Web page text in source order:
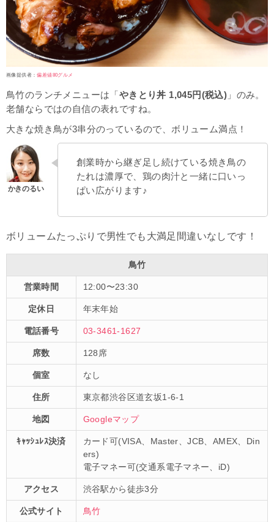
画像提供者：偏差値80グルメ
鳥竹のランチメニューは「 やきとり丼 1,045円(税込) 」のみ。
老舗ならではの自信の表れですね。
大きな焼き鳥が3串分のっているので、ボリューム満点！
創業時から継ぎ足し続けている焼き鳥の
たれは濃厚で、鶏の肉汁と一緒に口いっ
ぱい広がります♪
ボリュームたっぷりで男性でも大満足間違いなしです！
鳥竹
営業時間 12:00〜23:30
定休日 年末年始
電話番号 03-3461-1627
席数 128席
個室 なし
住所 東京都渋谷区道玄坂1-6-1
地図 Googleマップ
ｷｬｯｼｭﾚｽ決済
カード可(VISA、Master、JCB、AMEX、Din
ers)
電子マネー可(交通系電子マネー、iD)
アクセス 渋谷駅から徒歩3分
公式サイト 鳥竹